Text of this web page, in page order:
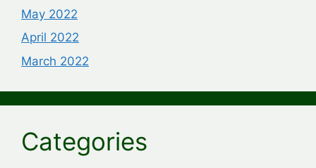
May 2022
April 2022
March 2022
Categories